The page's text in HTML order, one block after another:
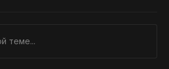
теме...